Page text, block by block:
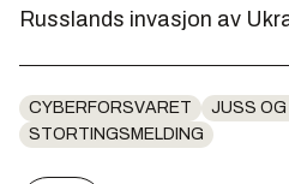
Russlands invasjon av
CYBERFORSVARET JUSS OG
STORTINGSMELDING